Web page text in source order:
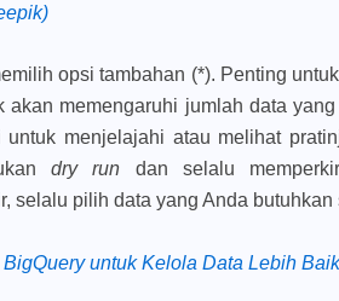
opsi tambahan (*). Penting
akan memengaruhi jumlah data
untuk menjelajahi atau melihat
dry run dan selalu
selalu pilih data yang Anda butuhkan
untuk Kelola Data Lebih